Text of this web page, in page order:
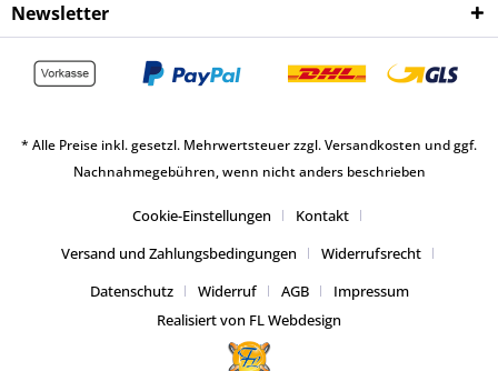
Newsletter
* Alle Preise inkl. gesetzl. Mehrwertsteuer zzgl.Versandkosten und ggf.
Nachnahmegebühren, wenn nicht anders beschrieben
Cookie-Einstellungen
Kontakt
Versand und Zahlungsbedingungen
Widerrufsrecht
Datenschutz
Widerruf AGB
Impressum
Realisiert von FL Webdesign